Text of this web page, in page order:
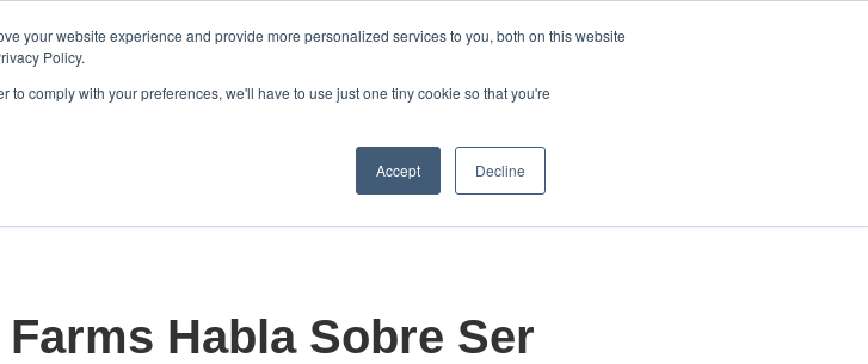
your website experience and provide more personalized services to you, both on this website
Policy.
comply with your preferences, we'll have to use just one tiny cookie so that you're
Accept Decline
Español
Habla Sobre Ser